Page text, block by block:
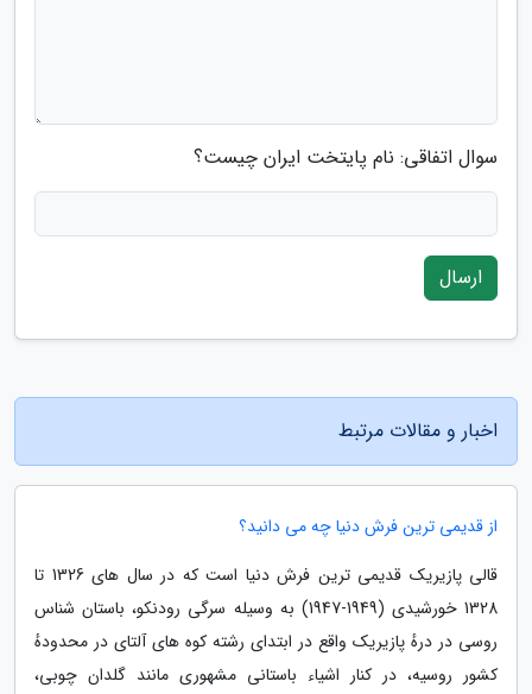
سوال اتفاقی: نام پایتخت ایران چیست؟
ارسال
اخبار و مقالات مرتبط
از قدیمی ترین فرش دنیا چه می دانید؟
قالی پازیریک قدیمی ترین فرش دنیا است که در سال های 1326 تا
1328 خورشیدی (1949-1947) به وسیله سرگی رودنکو، باستان شناس
روسی در درهٔ پازیریک واقع در ابتدای رشته کوه های آلتای در محدودهٔ
کشور روسیه، در کنار اشیاء باستانی مشهوری مانند گلدان چوبی،